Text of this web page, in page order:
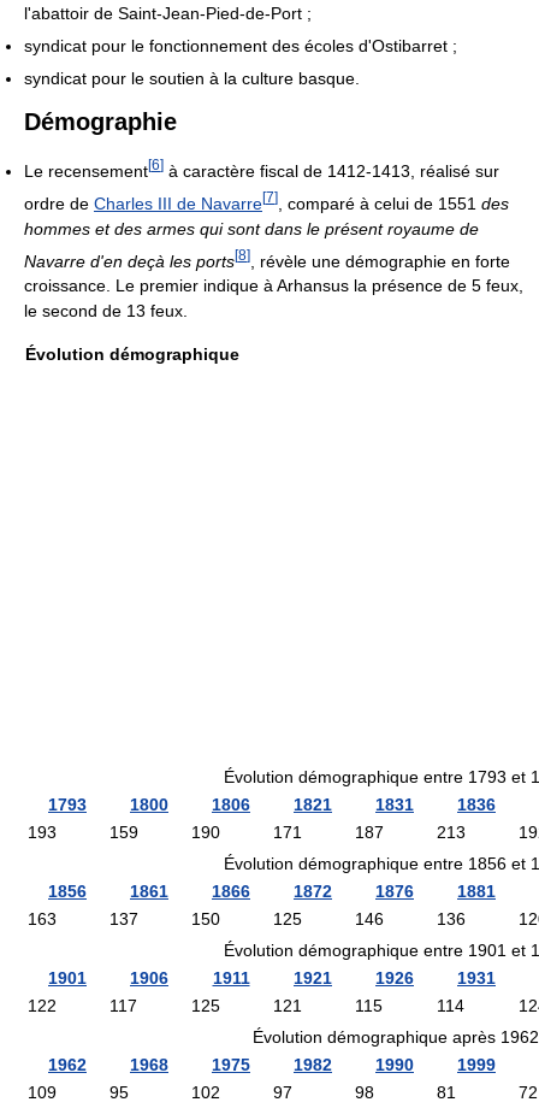
l'abattoir de Saint-Jean-Pied-de-Port ;
syndicat pour le fonctionnement des écoles d'Ostibarret ;
syndicat pour le soutien à la culture basque.
Démographie
Le recensement[6] à caractère fiscal de 1412-1413, réalisé sur
ordre de Charles III de Navarre[7] , comparé à celui de 1551 des
hommes et des armes qui sont dans le présent royaume de
Navarre d'en deçà les ports[8]
, révèle une démographie en forte
croissance. Le premier indique à Arhansus la présence de 5 feux,
le second de 13 feux.
Évolution démographique
Évolution démographique entre 1793 et
1793
1800 1806 1821 1831
1836
193
159 190 171 187 213
Évolution démographique entre 1856 et
1856
1861 1866 1872 1876
1881
163
137 150 125 146 136
Évolution démographique entre 1901 et
1901
1906 1911 1921 1926
1931
122
117 125 121 115 114
Évolution démographique après 1962
1962
1968 1975 1982 1990
1999
109
95 102 97 98 81 72